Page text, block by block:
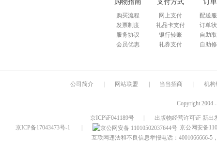
购物指南
购买流程
发票制度
服务协议
会员优惠
支付方式
网上支付
礼品卡支付
银行转账
礼券支付
订
配送
订单
自助
自助
公司简介 网站联盟 当当招商 机构
Copyright 2004
京ICP证041189号
出版物经营许可证 新出
京ICP备17043473号-1
京公网安备
互联网违法和不良信息举报电话：4001066666-5